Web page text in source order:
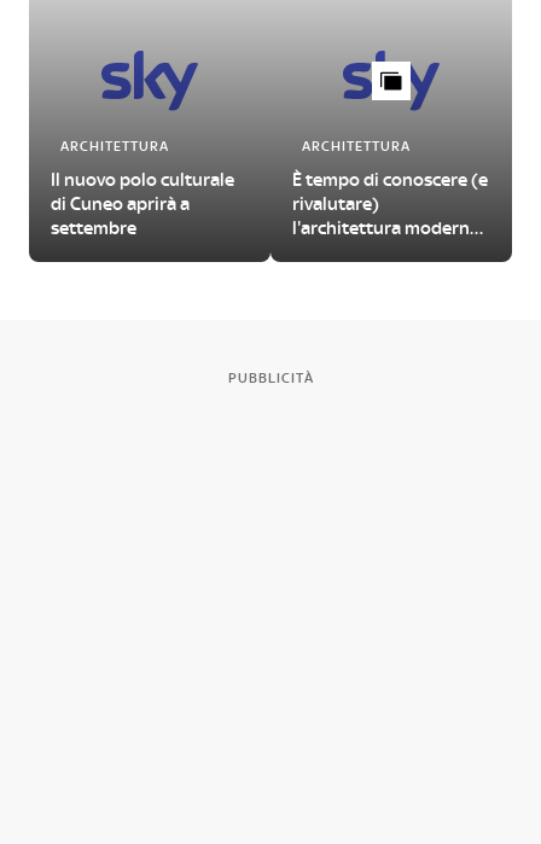
ARCHITETTURA
Il nuovo polo culturale
di Cuneo aprirà a
settembre
ARCHITETTURA
È tempo di conoscere (e
rivalutare)
l'architettura moderna
PUBBLICITÀ